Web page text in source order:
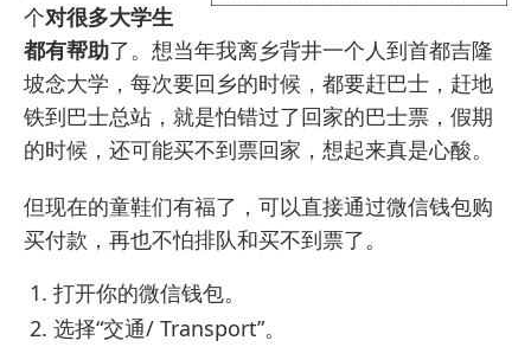
个对很多大学生
都有帮助了。想当年我离乡背井一个人到首都吉隆
坡念大学，每次要回乡的时候，都要赶巴士，赶地
铁到巴士总站，就是怕错过了回家的巴士票，假期
的时候，还可能买不到票回家，想起来真是心酸。
但现在的童鞋们有福了，可以直接通过微信钱包购
买付款，再也不怕排队和买不到票了。
打开你的微信钱包。
选择“交通/ Transport”。